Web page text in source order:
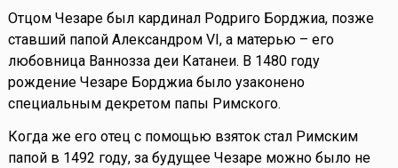
Отцом Чезаре был кардинал Родриго Борджиа, позже
ставший папой Александром VI, а матерью – его
любовница Ваннозза деи Катанеи. В 1480 году
рождение Чезаре Борджиа было узаконено
специальным декретом папы Римского.
Когда же его отец с помощью взяток стал Римским
папой в 1492 году, за будущее Чезаре можно было не